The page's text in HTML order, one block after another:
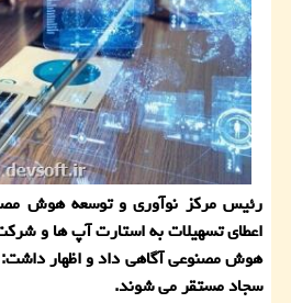
رئیس مرکز نوآوری و توسعه هوش
اعطای تسهیلات به استارت آپ ها و
سجاد مستقر می شوند.